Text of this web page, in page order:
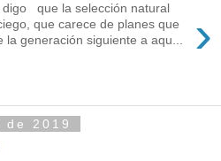
›
digo que la selección natural
que carece de planes que
la generación siguiente a aqu...
2019